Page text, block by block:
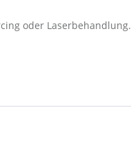
oder Laserbehandlung.